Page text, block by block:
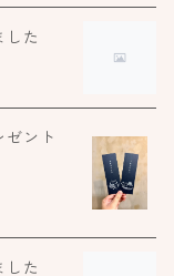
した
ント
した